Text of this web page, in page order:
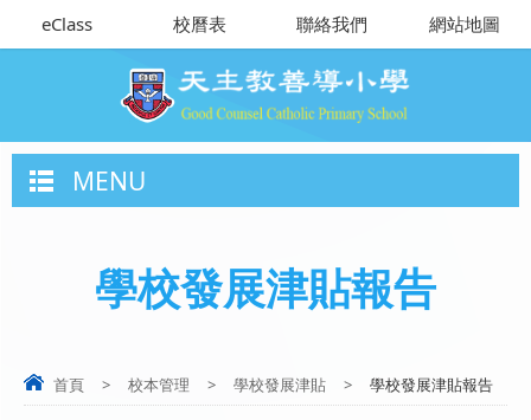
eClass 校曆表 聯絡我們 網站地圖
MENU
學校發展津貼報告
首頁 > 校本管理 > 學校發展津貼 > 學校發展津貼報告